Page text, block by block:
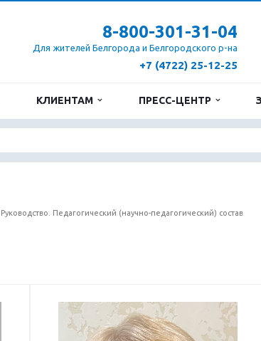
8-800-301-31-04
Для жителей Белгорода и Белгородского р-на
+7 (4722) 25-12-25
КЛИЕНТАМ ПРЕСС-ЦЕНТР
Руководство. Педагогический (научно-педагогический) состав